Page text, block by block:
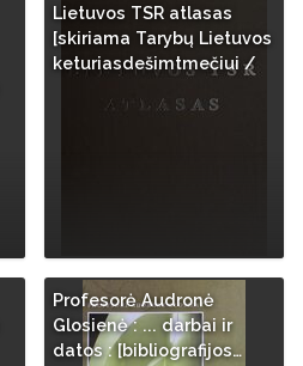
Lietuvos TSR atlasas
[skiriama Tarybų Lietuvos
keturiasdešimtmečiui /
Profesorė Audronė
Glosienė : ... darbai ir
datos : [bibliografijos…